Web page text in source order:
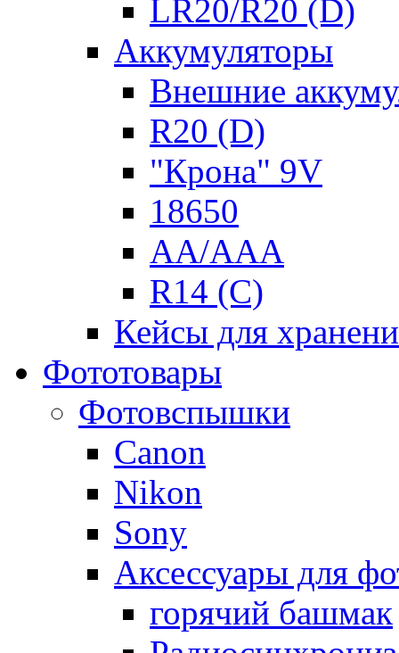
LR20/R20 (D)
Аккумуляторы
Внешние
R20 (D)
"Крона" 9V
18650
AA/AAA
R14 (C)
Кейсы для
Фототовары
Фотовспышки
Canon
Nikon
Sony
Аксессуары для
горячий башмак